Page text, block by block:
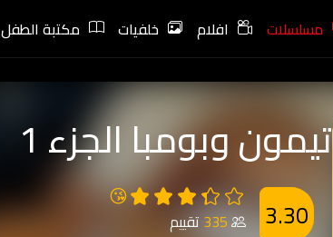
مسلسلات افلام خلفيات مكتبة الطفل
تيمون وبومبا الجزء 1
😘
335 تقييم 3.30